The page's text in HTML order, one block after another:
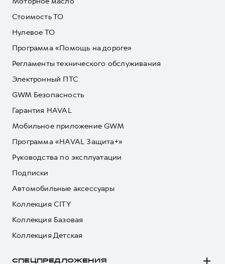
Стоимость ТО
Нулевое ТО
Программа «Помощь на дороге»
Регламенты технического обслуживания
Электронный ПТС
GWM Безопасность
Гарантия HAVAL
Мобильное приложение GWM
Программа «HAVAL Защита+»
Руководства по эксплуатации
Подписки
Автомобильные аксессуары
Коллекция CITY
Коллекция Базовая
Коллекция Детская
СПЕЦПРЕДЛОЖЕНИЯ